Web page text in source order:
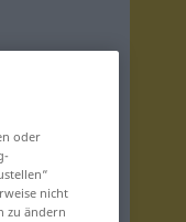
oder
nicht
zu ändern